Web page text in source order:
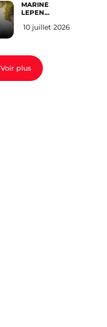
MARINE
LEPEN
EN 2027 : l’avis
10 juillet 2026
Voir plus